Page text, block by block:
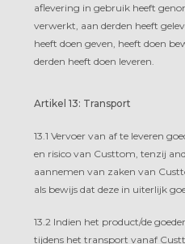
aflevering in gebruik heeft
verwerkt, aan derden heeft
heeft doen geven, heeft doen
derden heeft doen leveren.
Artikel 13: Transport
13.1 Vervoer van af te leveren
en risico van Custtom, tenzij
aannemen van zaken van
als bewijs dat deze in uiterlijk
13.2 Indien het product/de
tijdens het transport vanaf